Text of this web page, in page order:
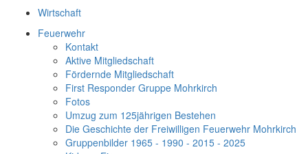
Wirtschaft
Feuerwehr
Kontakt
Aktive Mitgliedschaft
Fördernde Mitgliedschaft
First Responder Gruppe Mohrkirch
Fotos
Umzug zum 125jährigen Bestehen
Die Geschichte der Freiwilligen Feuerwehr Mohrkirch
Gruppenbilder 1965 - 1990 - 2015 - 2025